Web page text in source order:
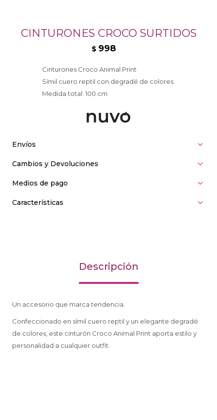
CINTURONES CROCO SURTIDOS
$ 998
Cinturones Croco Animal Print
Símil cuero reptil con degradé de colores.
Medida total: 100 cm
Envíos
Cambios y Devoluciones
Medios de pago
Características
Descripción
Un accesorio que marca tendencia.
Confeccionado en símil cuero reptil y un elegante degradé
de colores, este cinturón Croco Animal Print aporta estilo y
personalidad a cualquier outfit.